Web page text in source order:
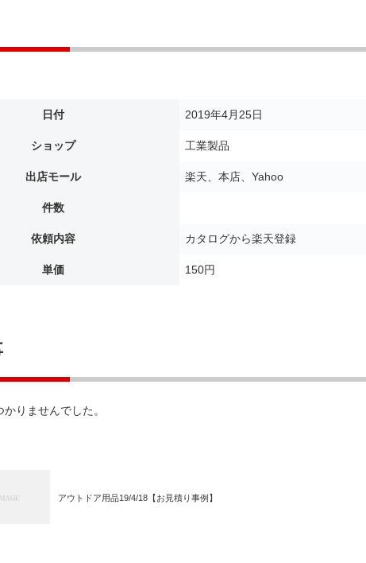
日付 2019年4月25日
ショップ 工業製品
出店モール 楽天、本店、Yahoo
件数
依頼内容 カタログから楽天登録
単価 150円
りませんでした。
アウトドア用品19/4/18【お見積り事例】